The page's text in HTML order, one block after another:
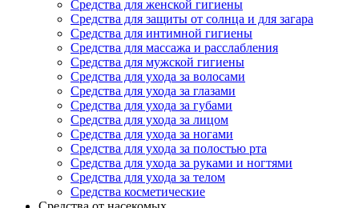
Средства для женской гигиены
Средства для защиты от солнца и для загара
Средства для интимной гигиены
Средства для массажа и расслабления
Средства для мужской гигиены
Средства для ухода за волосами
Средства для ухода за глазами
Средства для ухода за губами
Средства для ухода за лицом
Средства для ухода за ногами
Средства для ухода за полостью рта
Средства для ухода за руками и ногтями
Средства для ухода за телом
Средства косметические